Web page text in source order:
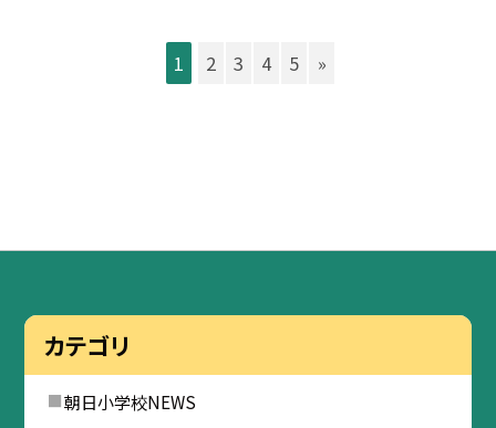
1 2 3 4 5 »
カテゴリ
朝日小学校NEWS